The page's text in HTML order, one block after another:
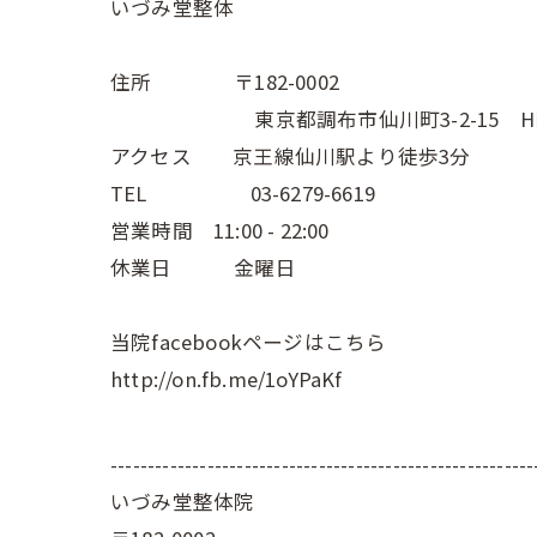
いづみ堂整体
住所 〒182-0002
東京都調布市仙川町3-2-15
アクセス 京王線仙川駅より徒歩3分
TEL 03-6279-6619
営業時間 11:00 - 22:00
休業日 金曜日
当院facebookページはこちら
http://on.fb.me/1oYPaKf
いづみ堂整体院